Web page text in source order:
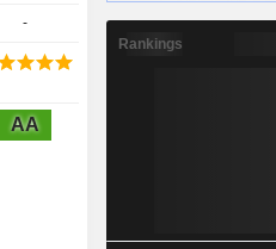
-
AA
Rankings